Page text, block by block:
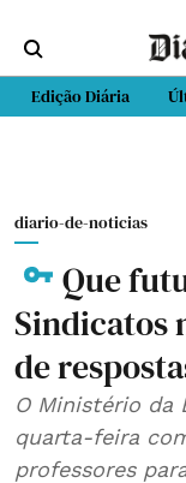
Edição Diária
diario-de-noticias
Que
Sindicatos
de
O Ministério da
quarta-feira
professores